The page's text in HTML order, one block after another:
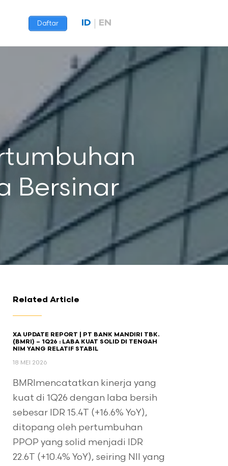
Daftar ID EN
Bersinar
Related Article
XA UPDATE REPORT | PT BANK MANDIRI TBK.
(BMRI) – 1Q26 : LABA KUAT SOLID DI TENGAH
NIM YANG RELATIF STABIL
18 MEI 2026
BMRImencatatkan kinerja yang
kuat di 1Q26 dengan laba bersih
sebesar IDR 15.4T (+16.6% YoY),
ditopang oleh pertumbuhan
PPOP yang solid menjadi IDR
22.6T (+10.4% YoY), seiring NII yang